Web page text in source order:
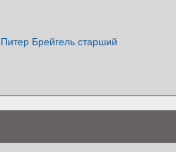
Питер Брейгель старший